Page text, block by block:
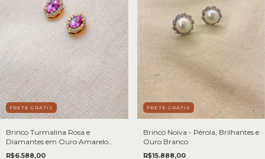
FRETE GRÁTIS
Brinco Turmalina Rosa e
Diamantes em Ouro Amarelo
18k.
R$6.588,00
FRETE GRÁTIS
Brinco Noiva - Pérola, Brilhantes e
Ouro Branco
R$15.888,00